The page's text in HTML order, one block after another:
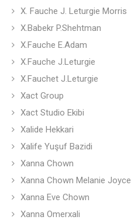
X. Fauche J. Leturgie Morris
X.Babekr P.Shehtman
X.Fauche E.Adam
X.Fauche J.Leturgie
X.Fauchet J.Leturgie
Xact Group
Xact Studio Ekibi
Xalide Hekkari
Xalife Yuşuf Bazidi
Xanna Chown
Xanna Chown Melanie Joyce
Xanna Eve Chown
Xanna Omerxali